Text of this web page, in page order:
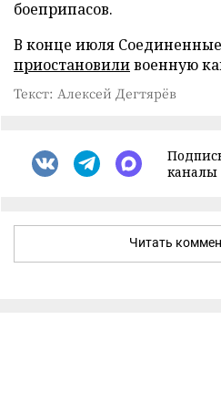
боеприпасов.
В конце июля
приостановиливоенную
Текст: Алексей Дегтярёв
каналы
Читать